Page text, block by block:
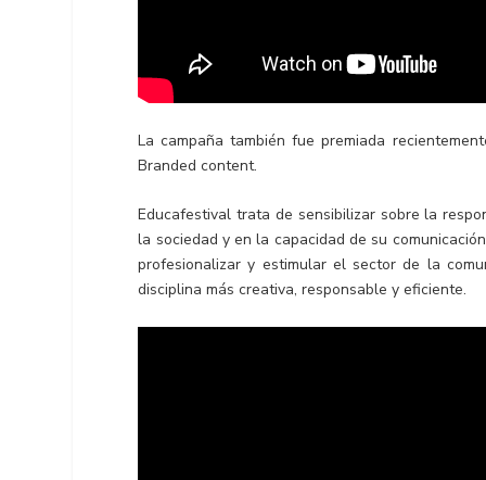
La campaña también fue premiada
Branded content.
Educafestival trata de sensibilizar sobre la
la sociedad y en la capacidad de su
profesionalizar y estimular el sector de la
disciplina más creativa, responsable y eficiente.